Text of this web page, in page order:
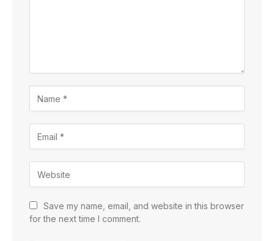
Save my name, email, and website in this browser
for the next time I comment.